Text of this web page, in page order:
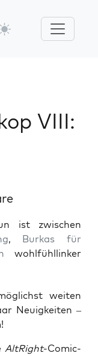
VIII:
ist zwischen
, Burkas für
wohlfühllinker
wei­ten
Neu­ig­kei­ten –
Alt­Right-Comic­